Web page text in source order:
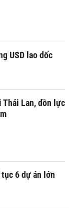
USD lao dốc
Thái Lan, dồn lực
6 dự án lớn